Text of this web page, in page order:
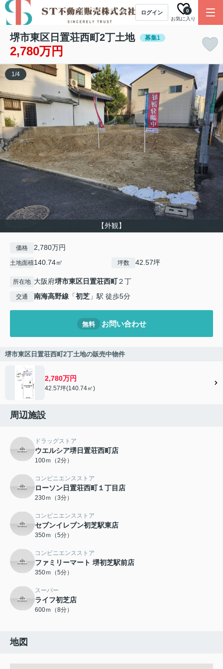
ログイン
お気に入り
0
堺市東区日置荘西町2丁土地 募集1
2,780万円
【外観】
1/4
価格 2,780万円
土地面積140.74㎡ 坪数 42.57坪
所在地 大阪府堺市東区日置荘西町２丁
交通 南海高野線 「初芝 」駅 徒歩5分
無料 お問い合わせ
堺市東区日置荘西町2丁土地の販売中物件
2,780万円
42.57坪(140.74㎡)
周辺施設
ドラッグストア
ウエルシア堺日置荘西町店
100ｍ（2分）
コンビニエンスストア
ローソン日置荘西町１丁目店
230ｍ（3分）
コンビニエンスストア
セブンイレブン初芝駅東店
350ｍ（5分）
コンビニエンスストア
ファミリーマート 堺初芝駅前店
350ｍ（5分）
スーパー
ライフ初芝店
600ｍ（8分）
地図